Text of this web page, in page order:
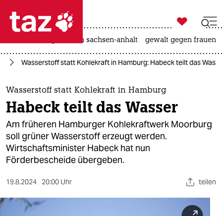
 taz zahl ich
taz zahl ich
themen
politik
öko
gesellschaft
kultur
sport

taz zahl ich
landtagswahl in sachsen-anhalt gewalt gegen frauen
Wasserstoff statt Kohlekraft in Hamburg: Habeck teilt das
Wasserstoff statt Kohlekraft in Hamburg
Habeck teilt das Wasser
Am früheren Hamburger Kohlekraftwerk Moorburg
soll grüner Wasserstoff erzeugt werden.
Wirtschaftsminister Habeck hat nun
Förderbescheide übergeben.
19.8.2024 20:00 Uhr teilen